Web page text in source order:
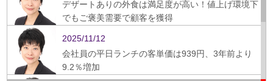
デザートありの外食は満足度が高い！値上げ環境下
でもご褒美需要で顧客を獲得
2025/11/12
会社員の平日ランチの客単価は939円、3年前より
9.2％増加